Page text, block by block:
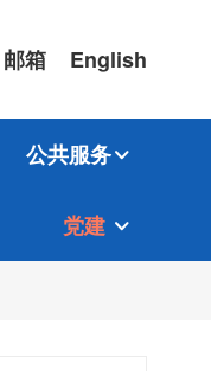
邮箱 English
公共服务
党建